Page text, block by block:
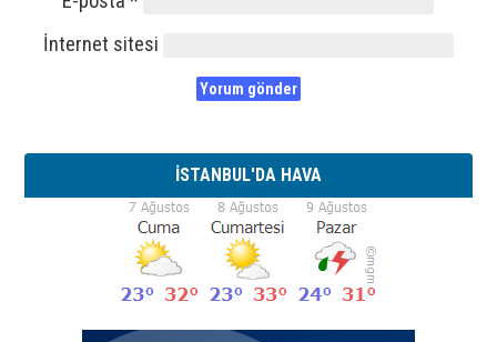
İnternet sitesi
İSTANBUL'DA HAVA